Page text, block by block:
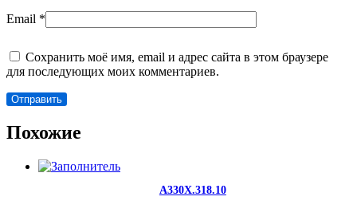
Email *
Сохранить моё имя, email и адрес сайта в этом браузере
для последующих моих комментариев.
Похожие
A330X.318.10